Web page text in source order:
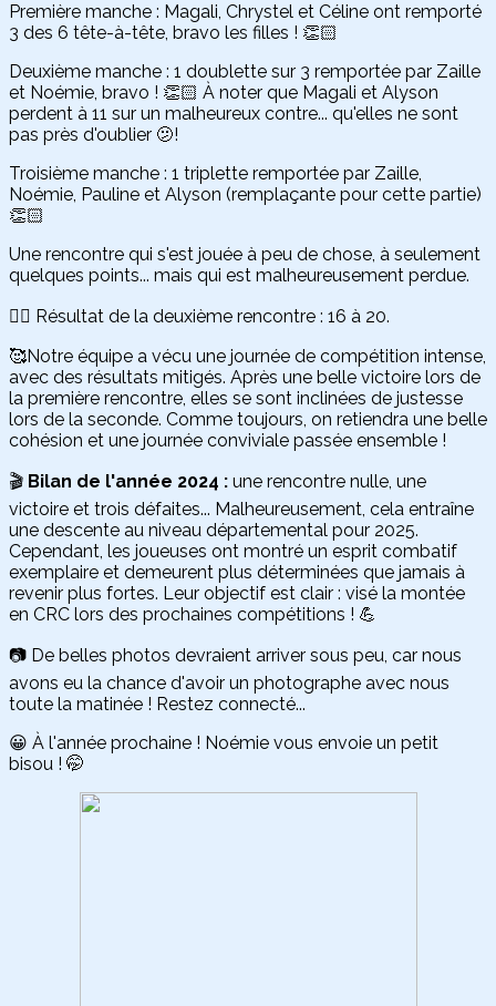
Première manche : Magali, Chrystel et Céline ont remporté
3 des 6 tête-à-tête, bravo les filles ! 👏🏻
Deuxième manche : 1 doublette sur 3 remportée par Zaille
et Noémie, bravo ! 👏🏻 À noter que Magali et Alyson
perdent à 11 sur un malheureux contre... qu'elles ne sont
pas près d'oublier 🫤!
Troisième manche : 1 triplette remportée par Zaille,
Noémie, Pauline et Alyson (remplaçante pour cette partie)
👏🏻
Une rencontre qui s'est jouée à peu de chose, à seulement
quelques points... mais qui est malheureusement perdue.
👉🏻 Résultat de la deuxième rencontre : 16 à 20.
🥰Notre équipe a vécu une journée de compétition intense,
avec des résultats mitigés. Après une belle victoire lors de
la première rencontre, elles se sont inclinées de justesse
lors de la seconde. Comme toujours, on retiendra une belle
cohésion et une journée conviviale passée ensemble !
🎬 Bilan de l'année 2024 : une rencontre nulle, une
victoire et trois défaites... Malheureusement, cela entraîne
une descente au niveau départemental pour 2025.
Cependant, les joueuses ont montré un esprit combatif
exemplaire et demeurent plus déterminées que jamais à
revenir plus fortes. Leur objectif est clair : visé la montée
en CRC lors des prochaines compétitions ! 💪
📷 De belles photos devraient arriver sous peu, car nous
avons eu la chance d'avoir un photographe avec nous
toute la matinée ! Restez connecté...
😀 À l'année prochaine ! Noémie vous envoie un petit
bisou ! 🤭